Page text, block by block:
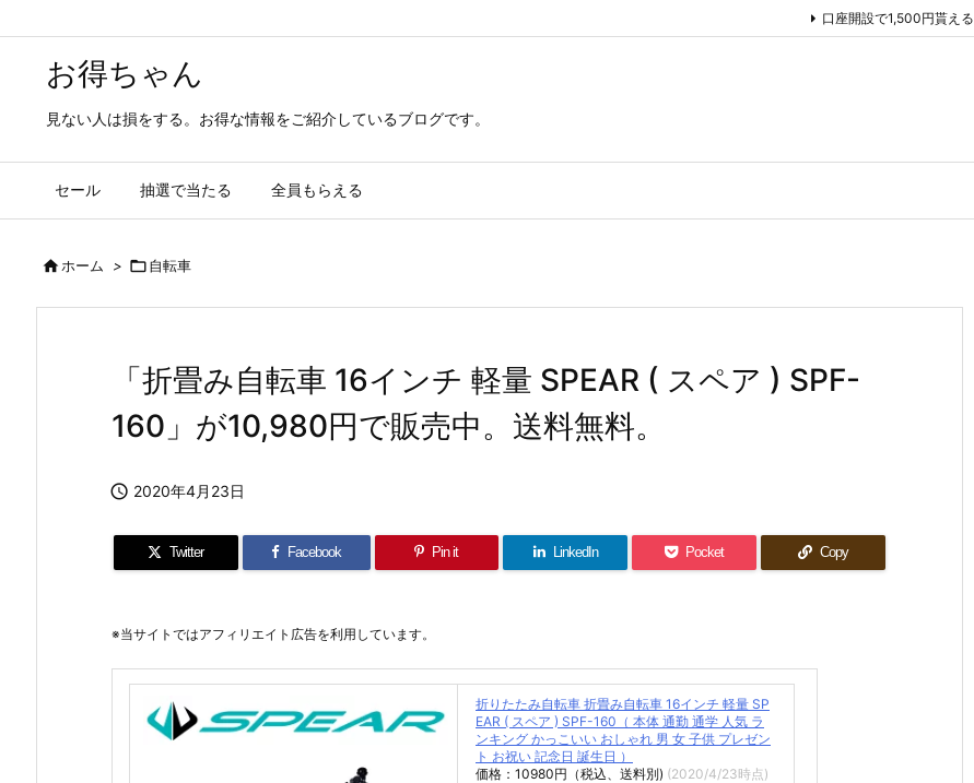
お得ちゃん
見ない人は損をする。お得な情報をご紹介しているブログです。
セール 抽選で当たる 全員もらえる
口座開設で1,500円貰える
ホーム > 自転車
「折畳み自転車 16インチ 軽量 SPEAR ( スペア ) SPF-
160」が10,980円で販売中。送料無料。
 2020年4月23日
Twitter Facebook Pin it LinkedIn Pocket Copy
※当サイトではアフィリエイト広告を利用しています。
折りたたみ自転車 折畳み自転車 16インチ 軽量 SP
EAR ( スペア ) SPF-160（ 本体 通勤 通学 人気 ラ
ンキング かっこいい おしゃれ 男 女 子供 プレゼン
ト お祝い 記念日 誕生日 ）
価格：10980円（税込、送料別) (2020/4/23時点)